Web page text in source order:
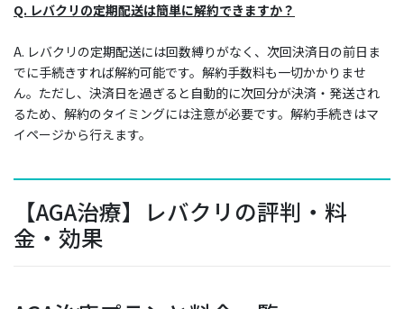
Q. レバクリの定期配送は簡単に解約できますか？
A. レバクリの定期配送には回数縛りがなく、次回決済日の前日ま
でに手続きすれば解約可能です。解約手数料も一切かかりませ
ん。ただし、決済日を過ぎると自動的に次回分が決済・発送され
るため、解約のタイミングには注意が必要です。解約手続きはマ
イページから行えます。
【AGA治療】レバクリの評判・料
金・効果